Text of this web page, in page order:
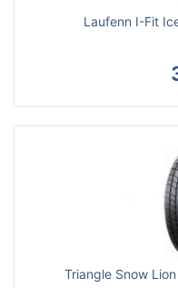
Laufenn I-Fit
Triangle Snow